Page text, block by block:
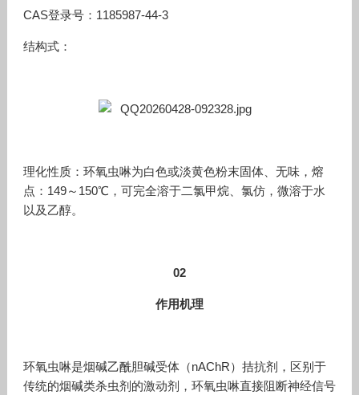
CAS登录号：1185987-44-3
结构式：
理化性质：环氧虫啉为白色或淡黄色粉末固体、无味，熔
点：149～150℃，可完全溶于二氯甲烷、氯仿，微溶于水
以及乙醇。
02
作用机理
环氧虫啉是烟碱乙酰胆碱受体（nAChR）拮抗剂，区别于
传统的烟碱类杀虫剂的激动剂，环氧虫啉直接阻断神经信号